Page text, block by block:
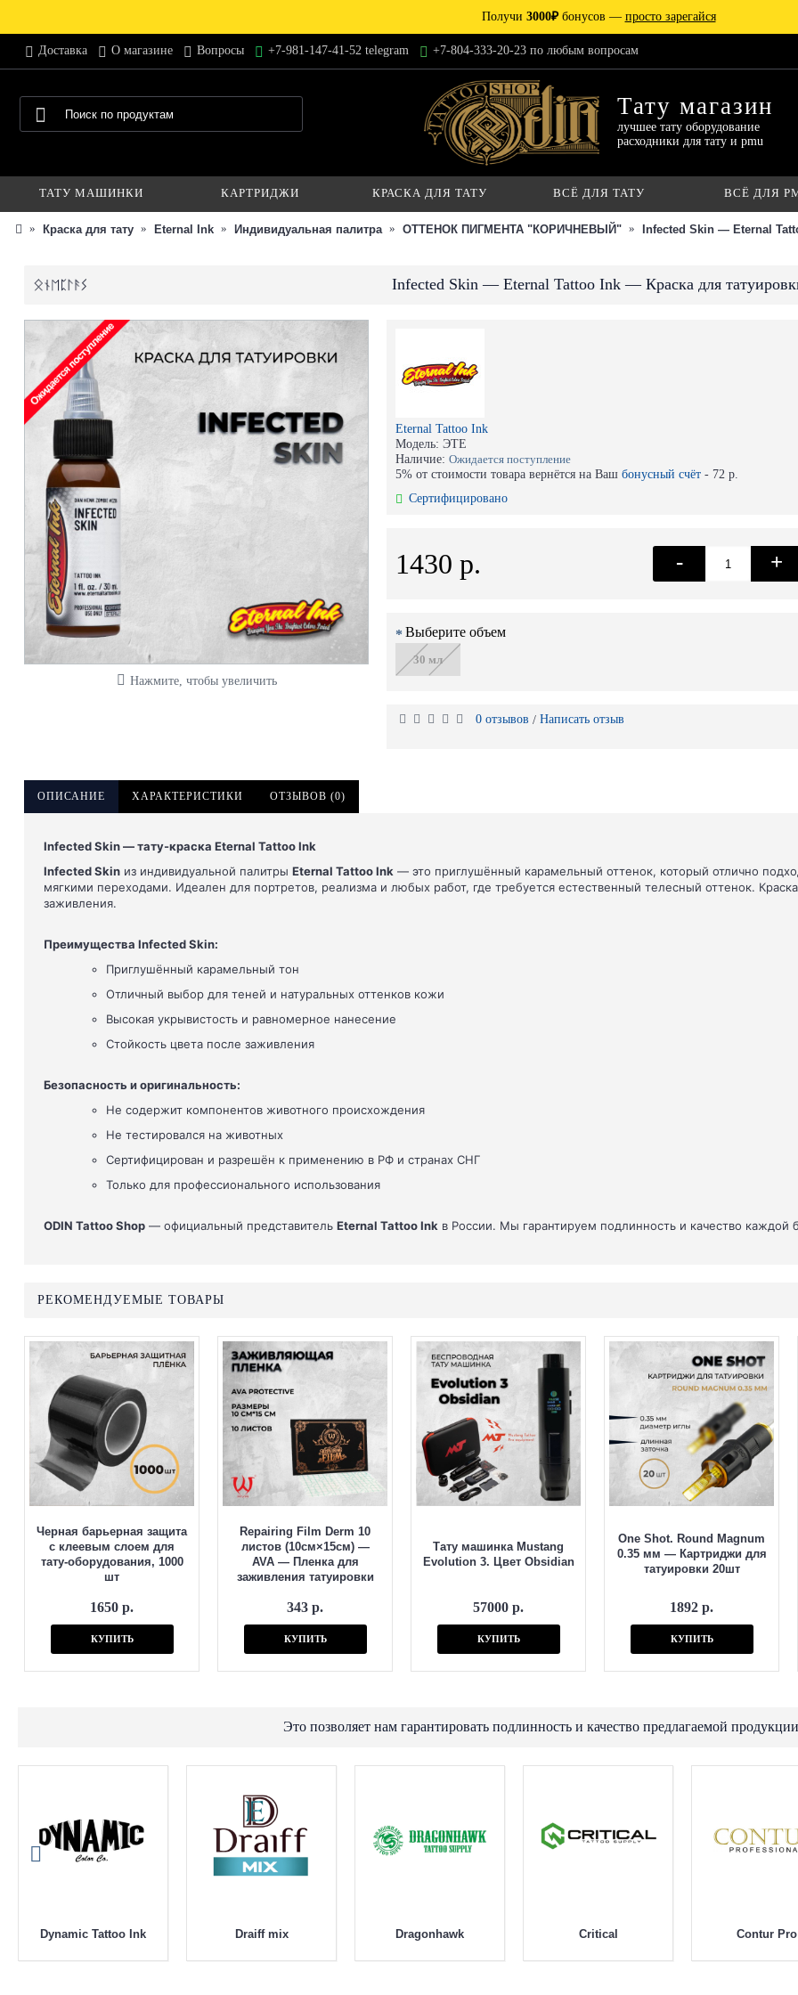
Получи 3000₽бонусов — просто зарегайся
Доставка О магазине Вопросы +7-981-147-41-52 telegram +7-804-333-20-23 по любым вопросам
Тату магазин
лучшее тату оборудование
расходники для тату и pmu
ТАТУ МАШИНКИ КАРТРИДЖИ КРАСКА ДЛЯ ТАТУ ВСЁ ДЛЯ ТАТУ ВСЁ ДЛЯ
Краска для тату Eternal Ink Индивидуальная палитра ОТТЕНОК ПИГМЕНТА "КОРИЧНЕВЫЙ" Infected Skin — Eternal
Infected Skin — Eternal Tattoo Ink — Краска для
Нажмите, чтобы увеличить
Eternal Tattoo Ink
Модель: ЭТЕ
Наличие: Ожидается поступление
5% от стоимости товара вернётся на Ваш бонусный счёт - 72 р.
Сертифицировано
1430 р. - +
Выберите объем
30 мл
0 отзывов / Написать отзыв
ОПИСАНИЕ ХАРАКТЕРИСТИКИ ОТЗЫВОВ (0)
Infected Skin — тату-краска Eternal Tattoo Ink
Infected Skin из индивидуальной палитры Eternal Tattoo Ink — это приглушённый карамельный оттенок, который отлично
мягкими переходами. Идеален для портретов, реализма и любых работ, где требуется естественный телесный оттенок.
заживления.
Преимущества Infected Skin:
Приглушённый карамельный тон
Отличный выбор для теней и натуральных оттенков кожи
Высокая укрывистость и равномерное нанесение
Стойкость цвета после заживления
Безопасность и оригинальность:
Не содержит компонентов животного происхождения
Не тестировался на животных
Сертифицирован и разрешён к применению в РФ и странах СНГ
Только для профессионального использования
ODIN Tattoo Shop — официальный представитель Eternal Tattoo Ink в России. Мы гарантируем подлинность и качество каждой
РЕКОМЕНДУЕМЫЕ ТОВАРЫ
Черная барьерная защита
с клеевым слоем для
тату-оборудования, 1000
шт
1650 р.
КУПИТЬ
Repairing Film Derm 10
листов (10см×15см) —
AVA — Пленка для
заживления татуировки
343 р.
КУПИТЬ
Тату машинка Mustang
Evolution 3. Цвет Obsidian
57000 р.
КУПИТЬ
One Shot. Round Magnum
0.35 мм — Картриджи для
татуировки 20шт
1892 р.
КУПИТЬ
Это позволяет нам гарантировать подлинность и качество предлагаемой
Dynamic Tattoo Ink Draiff mix Dragonhawk Critical Contur Pro